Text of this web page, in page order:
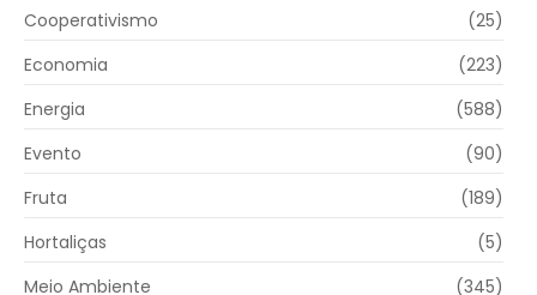
Cooperativismo
(25)
Economia
(223)
Energia
(588)
Evento
(90)
Fruta
(189)
Hortaliças
(5)
Meio Ambiente
(345)